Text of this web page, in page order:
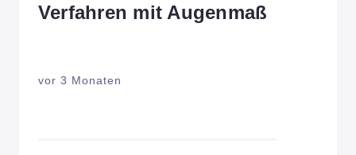
Verfahren mit Augenmaß
vor 3 Monaten